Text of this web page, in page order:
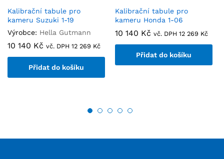
Kalibrační tabule pro
kameru Suzuki 1-19
Výrobce: Hella Gutmann
10 140 Kč vč. DPH 12 269 Kč
Přidat do košíku
Kalibrační tabule pro
kameru Honda 1-06
10 140 Kč vč. DPH 12 269 Kč
Přidat do košíku